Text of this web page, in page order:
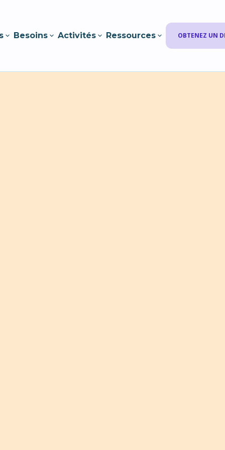
Besoins Activités Ressources OBTENEZ UN